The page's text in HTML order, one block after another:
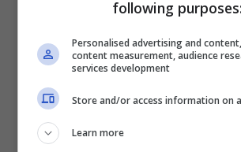
in caso di risposta negativa,
ritoccheranno ancora l’offerta.
Infatti, il Bologna inizia anche a
intorno e valuta piste
porta aNapoli, più precisamente
following purposes:
Personalised advertising and
content measurement, audience
services development
Store and/or access information on
Learn more